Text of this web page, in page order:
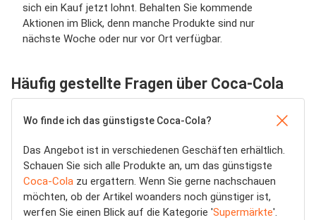
sich ein Kauf jetzt lohnt. Behalten Sie kommende
Aktionen im Blick, denn manche Produkte sind nur
nächste Woche oder nur vor Ort verfügbar.
Häufig gestellte Fragen über Coca-Cola
Wo finde ich das günstigste Coca-Cola?
Das Angebot ist in verschiedenen Geschäften erhältlich.
Schauen Sie sich alle Produkte an, um das günstigste
Coca-Cola zu ergattern. Wenn Sie gerne nachschauen
möchten, ob der Artikel woanders noch günstiger ist,
werfen Sie einen Blick auf die Kategorie 'Supermärkte'.